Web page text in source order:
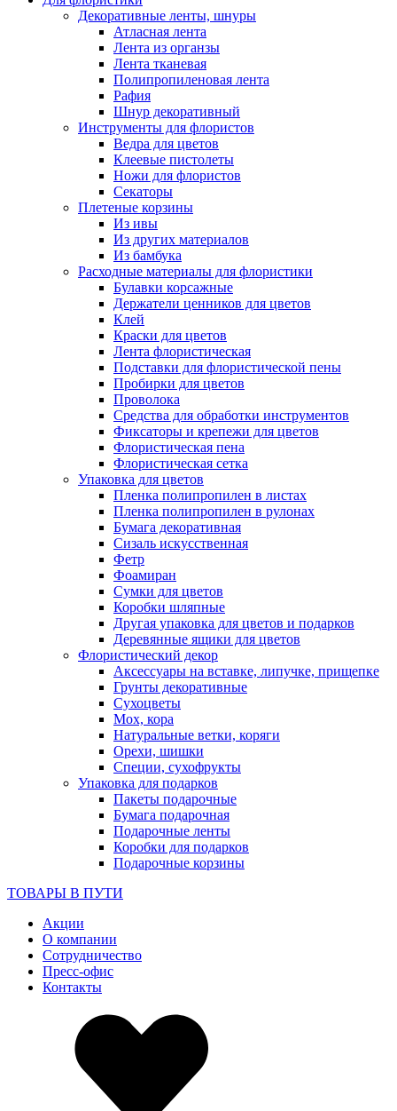
Декоративные ленты, шнуры
Атласная лента
Лента из органзы
Лента тканевая
Полипропиленовая лента
Рафия
Шнур декоративный
Инструменты для флористов
Ведра для цветов
Клеевые пистолеты
Ножи для флористов
Секаторы
Плетеные корзины
Из ивы
Из других материалов
Из бамбука
Расходные материалы для флористики
Булавки корсажные
Держатели ценников для цветов
Клей
Краски для цветов
Лента флористическая
Подставки для флористической пены
Пробирки для цветов
Проволока
Средства для обработки инструментов
Фиксаторы и крепежи для цветов
Флористическая пена
Флористическая сетка
Упаковка для цветов
Пленка полипропилен в листах
Пленка полипропилен в рулонах
Бумага декоративная
Сизаль искусственная
Фетр
Фоамиран
Сумки для цветов
Коробки шляпные
Другая упаковка для цветов и подарков
Деревянные ящики для цветов
Флористический декор
Аксессуары на вставке, липучке, прищепке
Грунты декоративные
Сухоцветы
Мох, кора
Натуральные ветки, коряги
Орехи, шишки
Специи, сухофрукты
Упаковка для подарков
Пакеты подарочные
Бумага подарочная
Подарочные ленты
Коробки для подарков
Подарочные корзины
ТОВАРЫ В ПУТИ
Акции
О компании
Сотрудничество
Пресс-офис
Контакты